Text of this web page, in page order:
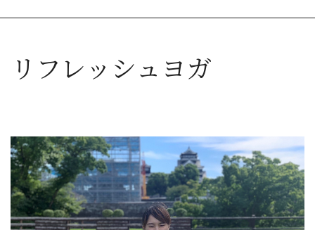
リフレッシュヨガ